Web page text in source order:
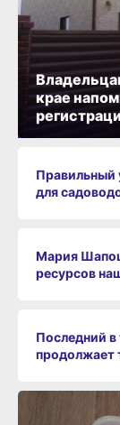
крае
Правильный
для
Мария
ресурсов
Последний
продолжает